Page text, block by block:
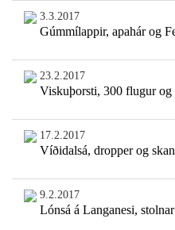
3.3.2017
Gúmmílappir, apahár og
23.2.2017
Viskuþorsti, 300 flugur
17.2.2017
Víðidalsá, dropper og
9.2.2017
Lónsá á Langanesi,